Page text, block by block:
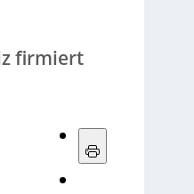
firmiert